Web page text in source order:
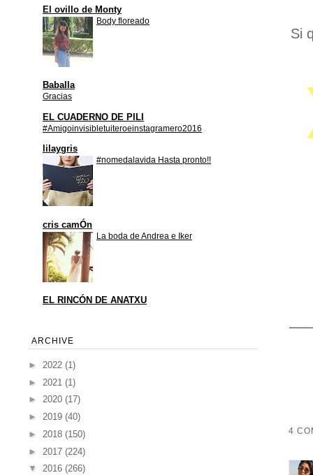
Si
4
El ovillo de Monty
Body floreado
Baballa
Gracias
EL CUADERNO DE PILI
#Amigoinvisibletuiteroeinstagramero2016
lilaygris
#nomedalavida Hasta pronto!!
cris camÓn
La boda de Andrea e Iker
EL RINCÓN DE ANATXU
ARCHIVE
► 2022 (1)
► 2021 (1)
► 2020 (17)
► 2019 (40)
► 2018 (150)
► 2017 (224)
▼ 2016 (266)